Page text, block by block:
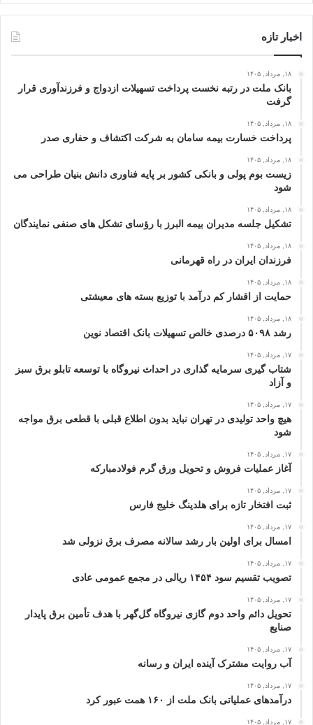
اخبار تازه
۱۸, مرداد, ۱۴۰۵
بانک ملت در رتبه نخست پرداخت تسهیلات ازدواج و فرزندآوری قرار
گرفت
۱۸, مرداد, ۱۴۰۵
پرداخت خسارت بیمه سامان به شرکت اکتشاف و حفاری صدر
۱۸, مرداد, ۱۴۰۵
زیست بوم پولی و بانکی کشور بر پایه فناوری دانش بنیان طراحی می
شود
۱۸, مرداد, ۱۴۰۵
تشکیل جلسه مدیران بیمه البرز با رؤسای تشکل های صنفی نمایندگان
۱۸, مرداد, ۱۴۰۵
فرزندان ایران در راه قهرمانی
۱۸, مرداد, ۱۴۰۵
حمایت از اقشار کم‌ درآمد با توزیع بسته‌ های معیشتی
۱۸, مرداد, ۱۴۰۵
رشد ۵۰۹۸ درصدی خالص تسهیلات بانک اقتصاد نوین
۱۷, مرداد, ۱۴۰۵
شتاب گیری سرمایه گذاری در احداث نیروگاه با توسعه تابلو برق سبز
و آزاد
۱۷, مرداد, ۱۴۰۵
هیچ واحد تولیدی در تهران نباید بدون اطلاع قبلی با قطعی برق مواجه
شود
۱۷, مرداد, ۱۴۰۵
آغاز عملیات فروش و تحویل ورق گرم فولادمبارکه
۱۷, مرداد, ۱۴۰۵
ثبت افتخار تازه برای هلدینگ خلیج‌ فارس
۱۷, مرداد, ۱۴۰۵
امسال برای اولین بار رشد سالانه مصرف برق نزولی شد
۱۷, مرداد, ۱۴۰۵
تصویب تقسیم سود ۱۴۵۴ ریالی در مجمع عمومی عادی
۱۷, مرداد, ۱۴۰۵
تحویل دائم واحد دوم گازی نیروگاه گل‌گهر با هدف تأمین برق پایدار
صنایع
۱۷, مرداد, ۱۴۰۵
آب روایت مشترک آینده ایران و رسانه
۱۷, مرداد, ۱۴۰۵
درآمدهای عملیاتی بانک ملت از ۱۶۰ همت عبور كرد
۱۷, مرداد, ۱۴۰۵